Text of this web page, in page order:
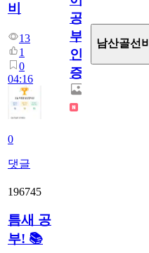
비
13
1
0
04:16
0
댓글
공
부
인
증
남산골선비
196745
틈새 공
부! 📚